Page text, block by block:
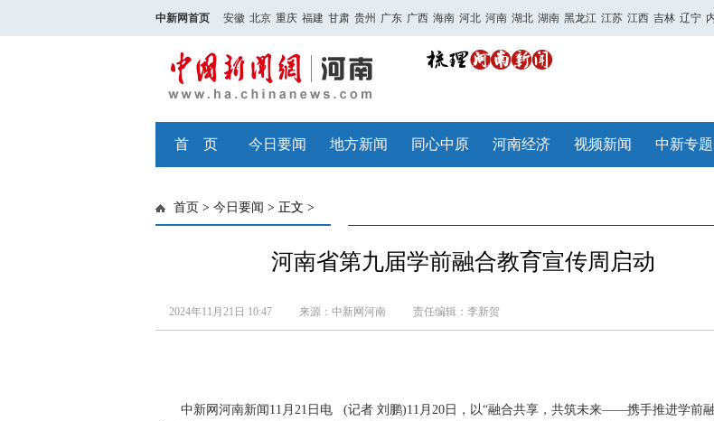
中新网首页 安徽 北京 重庆 福建 甘肃 贵州 广东 广西 海南 河北 河南 湖北 湖南 黑龙江 江苏 江西 吉林 辽宁
首 页 今日要闻 地方新闻 同心中原 河南经济 视频新闻 中新专题
首页 > 今日要闻 > 正文 >
河南省第九届学前融合教育宣传周启动
2024年11月21日 10:47 来源：中新网河南 责任编辑：李新贺
中新网河南新闻11月21日电 (记者 刘鹏)11月20日，以“融合共享，共筑未来——携手推进学前